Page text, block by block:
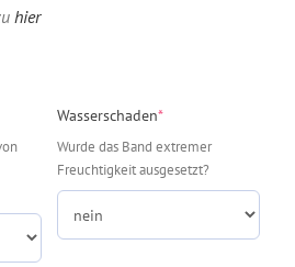
hier
Wasserschaden*(required)
Wurde das Band extremer
Freuchtigkeit ausgesetzt?